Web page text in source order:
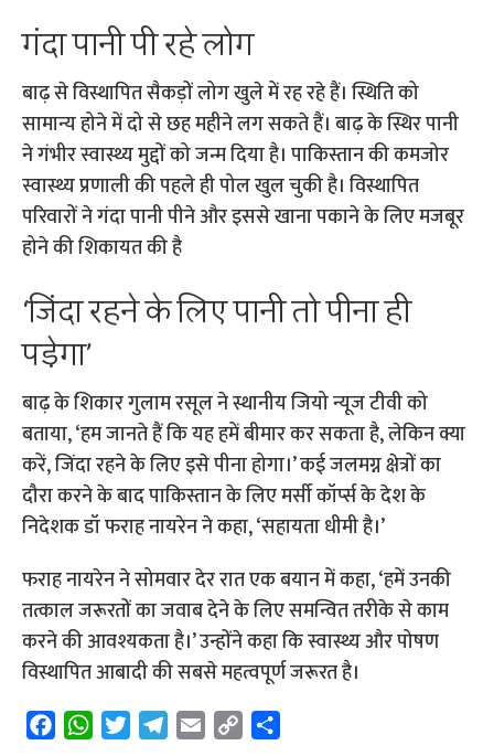
गंदा पानी पी रहे लोग
बाढ़ से विस्थापित सैकड़ों लोग खुले में रह रहे हैं। स्थिति को
सामान्य होने में दो से छह महीने लग सकते हैं। बाढ़ के स्थिर पानी
ने गंभीर स्वास्थ्य मुद्दों को जन्म दिया है। पाकिस्तान की कमजोर
स्वास्थ्य प्रणाली की पहले ही पोल खुल चुकी है। विस्थापित
परिवारों ने गंदा पानी पीने और इससे खाना पकाने के लिए मजबूर
होने की शिकायत की है
‘जिंदा रहने के लिए पानी तो पीना ही
पड़ेगा’
बाढ़ के शिकार गुलाम रसूल ने स्थानीय जियो न्यूज टीवी को
बताया, ‘हम जानते हैं कि यह हमें बीमार कर सकता है, लेकिन क्या
करें, जिंदा रहने के लिए इसे पीना होगा।’ कई जलमग्न क्षेत्रों का
दौरा करने के बाद पाकिस्तान के लिए मर्सी कॉर्प्स के देश के
निदेशक डॉ फराह नायरेन ने कहा, ‘सहायता धीमी है।’
फराह नायरेन ने सोमवार देर रात एक बयान में कहा, ‘हमें उनकी
तत्काल जरूरतों का जवाब देने के लिए समन्वित तरीके से काम
करने की आवश्यकता है।’ उन्होंने कहा कि स्वास्थ्य और पोषण
विस्थापित आबादी की सबसे महत्वपूर्ण जरूरत है।
W